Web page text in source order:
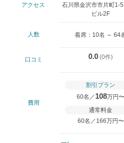
アクセス
石川県金沢市市片町1-
ビル2F
人数 着席：10名 ～ 64
口コミ 0.0 (0件)
費用
割引プラン
60名／ 108万円〜
通常料金
60名／166万円〜